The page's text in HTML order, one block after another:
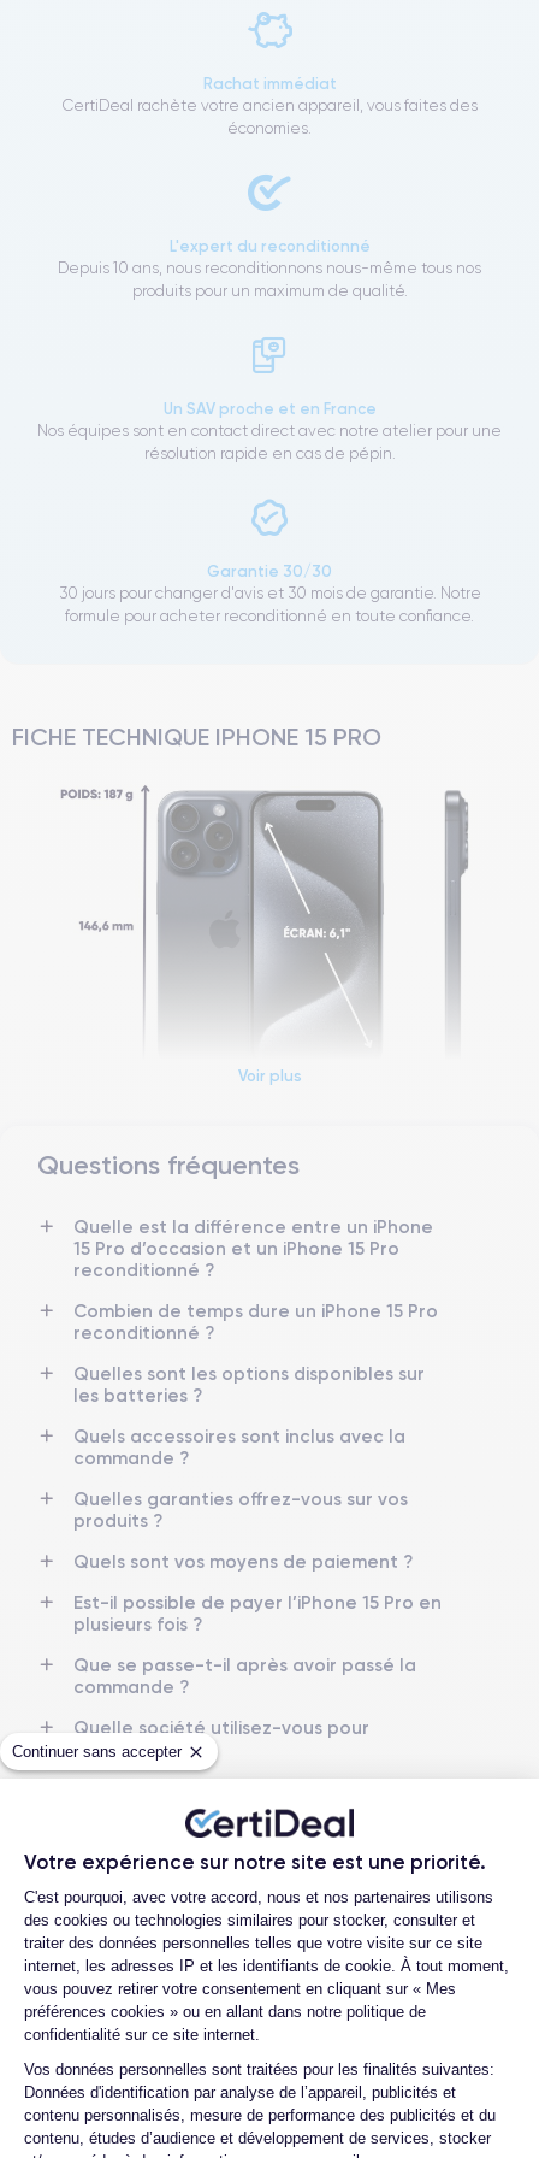
Continuer sans accepter
Votre expérience sur notre site est une priorité.
Plateforme de Gestion du
C'est pourquoi, avec votre accord, nous et nos partenaires utilisons
des cookies ou technologies similaires pour stocker, consulter et
traiter des données personnelles telles que votre visite sur ce site
internet, les adresses IP et les identifiants de cookie. À tout moment,
vous pouvez retirer votre consentement en cliquant sur « Mes
préférences cookies » ou en allant dans notre politique de
confidentialité sur ce site internet.
Vos données personnelles sont traitées pour les finalités suivantes:
Données d'identification par analyse de l’appareil, publicités et
contenu personnalisés, mesure de performance des publicités et du
contenu, études d’audience et développement de services, stocker
Axeptio consent
Rachat immédiat
CertiDeal rachète votre ancien appareil, vous faites des
économies.
L'expert du reconditionné
Depuis 10 ans, nous reconditionnons nous-même tous nos
produits pour un maximum de qualité.
Un SAV proche et en France
Nos équipes sont en contact direct avec notre atelier pour une
résolution rapide en cas de pépin.
Garantie 30/30
30 jours pour changer d'avis et 30 mois de garantie. Notre
formule pour acheter reconditionné en toute confiance.
FICHE TECHNIQUE IPHONE 15 PRO
Date de sortie
22/09/2023
Système exploitation
Dimensions
OLED 6.1 pouces 2556 x 1179 pixels
8 Go 128,256 ,512, 1000 Go
Nom CPU Nombre de cœurs
Nom GPU
GPU 6 cœurs 3.78 GHz
48 Mpx 12 Mpx
Oui, 20W
Batterie
3274 mAh
Type de SIM
Réseau mobile
5G
Débloqué
Oui, tous opérateurs
Voir plus
Questions fréquentes
Quelle est la différence entre un iPhone
15 Pro d’occasion et un iPhone 15 Pro
reconditionné ?
Combien de temps dure un iPhone 15 Pro
reconditionné ?
Quelles sont les options disponibles sur
les batteries ?
Quels accessoires sont inclus avec la
commande ?
Quelles garanties offrez-vous sur vos
produits ?
Quels sont vos moyens de paiement ?
Est-il possible de payer l’iPhone 15 Pro en
plusieurs fois ?
Que se passe-t-il après avoir passé la
commande ?
Quelle société utilisez-vous pour
l'expédition ?
Que se passe-t-il si je change d'avis
après avoir acheté/reçu le produit ?
Comment demander un retour ?
Comment contacter le service client ?
Quelle est la différence entre une carte
SIM et une eSIM ?
Comment activer une eSIM ?
Proposez-vous une assurance en cas de
casse due à des chocs ou à des chutes ?